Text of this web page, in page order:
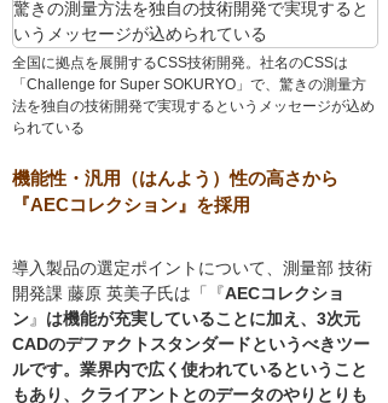
全国に拠点を展開するCSS技術開発。社名のCSSは
「Challenge for Super SOKURYO」で、驚きの測量方
法を独自の技術開発で実現するというメッセージが込め
られている
機能性・汎用（はんよう）性の高さから
『AECコレクション』を採用
導入製品の選定ポイントについて、測量部 技術
開発課 藤原 英美子氏は「『AECコレクショ
ン』 は機能が充実していることに加え、3次元
CADのデファクトスタンダードというべきツー
ルです。業界内で広く使われているということ
もあり、クライアントとのデータのやりとりも